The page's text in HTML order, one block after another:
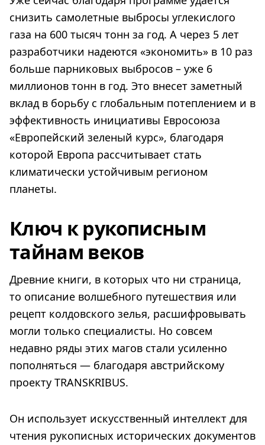
снизить самолетные выбросы углекислого
газа на 600 тысяч тонн за год. А через 5 лет
разработчики надеются «экономить» в 10 раз
больше парниковых выбросов – уже 6
миллионов тонн в год. Это внесет заметный
вклад в борьбу с глобальным потеплением и в
эффективность инициативы Евросоюза
«Европейский зеленый курс», благодаря
которой Европа рассчитывает стать
климатически устойчивым регионом
планеты.
Ключ к рукописным
тайнам веков
Древние книги, в которых что ни страница,
то описание волшебного путешествия или
рецепт колдовского зелья, расшифровывать
могли только специалисты. Но совсем
недавно ряды этих магов стали усиленно
пополняться — благодаря австрийскому
проекту TRANSKRIBUS.
Он использует искусственный интеллект для
чтения рукописных исторических документов